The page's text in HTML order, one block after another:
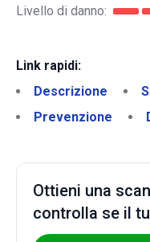
Livello di danno:
Link rapidi:
Descrizione
Prevenzione
Ottieni una
controlla se il